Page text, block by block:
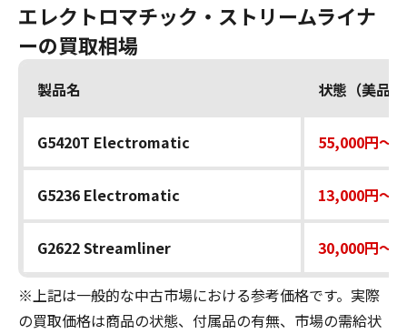
エレクトロマチック・ストリームライナ
ーの買取相場
製品名 状態（美品）
G5420T Electromatic 55,000円～
G5236 Electromatic 13,000円～
G2622 Streamliner 30,000円～
※上記は一般的な中古市場における参考価格です。実際
の買取価格は商品の状態、付属品の有無、市場の需給状